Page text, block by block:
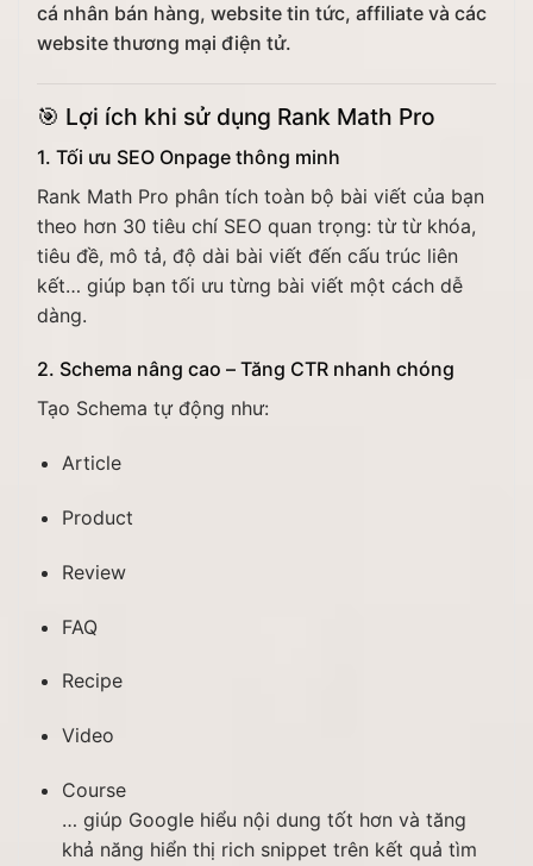
cá nhân bán hàng, website tin tức, affiliate và các
website thương mại điện tử.
🎯 Lợi ích khi sử dụng Rank Math Pro
1. Tối ưu SEO Onpage thông minh
Rank Math Pro phân tích toàn bộ bài viết của bạn
theo hơn 30 tiêu chí SEO quan trọng: từ từ khóa,
tiêu đề, mô tả, độ dài bài viết đến cấu trúc liên
kết… giúp bạn tối ưu từng bài viết một cách dễ
dàng.
2. Schema nâng cao – Tăng CTR nhanh chóng
Tạo Schema tự động như:
Article
Product
Review
FAQ
Recipe
Video
Course
… giúp Google hiểu nội dung tốt hơn và tăng
khả năng hiển thị rich snippet trên kết quả tìm